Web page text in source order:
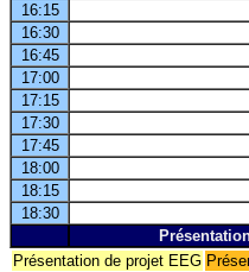
16:15
16:30
16:45
17:00
17:15
17:30
17:45
18:00
18:15
18:30
Présentation de projet EEG